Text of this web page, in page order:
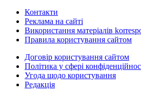
Контакти
Реклама на сайті
Використання матеріалів
Правила користування сайтом
Договір користування сайтом
Політика у сфері
Угода щодо користування
Редакція